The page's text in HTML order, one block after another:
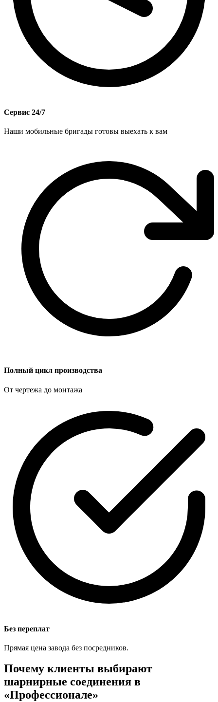
Сервис 24/7
Наши мобильные бригады готовы выехать к вам
Полный цикл производства
От чертежа до монтажа
Без переплат
Прямая цена завода без посредников.
Почему клиенты выбирают
шарнирные соединения в
«Профессионале»